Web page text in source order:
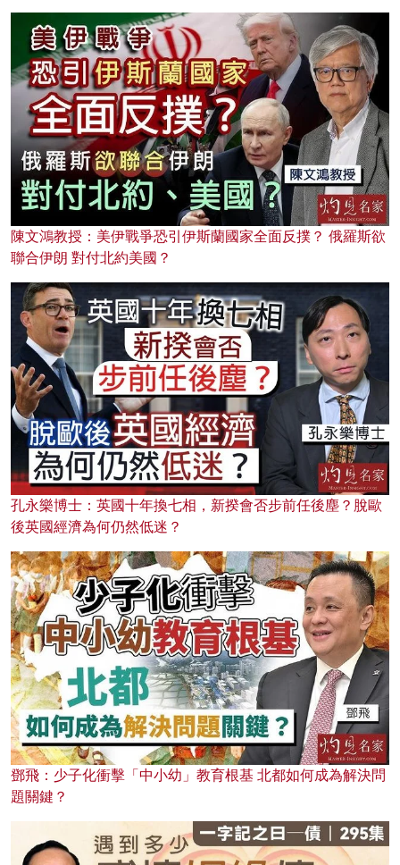
陳文鴻教授：美伊戰爭恐引伊斯蘭國家全面反撲？ 俄羅斯欲
聯合伊朗 對付北約美國？
孔永樂博士：英國十年換七相，新揆會否步前任後塵？脫歐
後英國經濟為何仍然低迷？
鄧飛：少子化衝擊「中小幼」教育根基 北都如何成為解決問
題關鍵？